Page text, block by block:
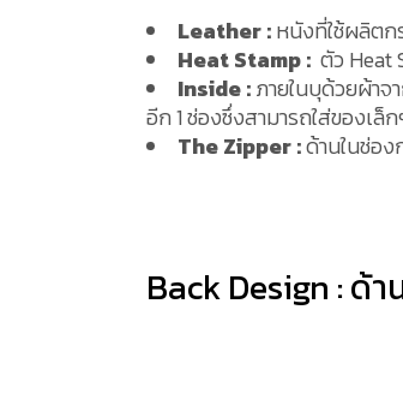
Leather :หนังที่ใช้ผลิตก
Heat Stamp : ตัว Heat
Inside :ภายในบุด้วยผ้าจ
อีก 1 ช่องซึ่งสามารถใส่ของเล็
The Zipper :ด้านในช่อง
Back Design : ด้า